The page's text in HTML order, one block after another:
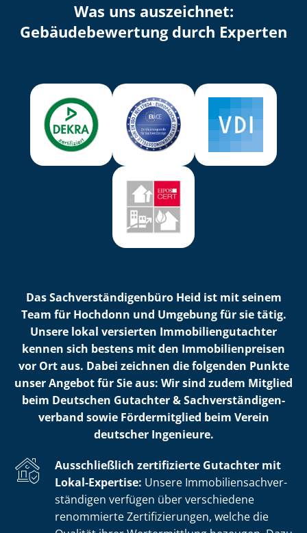
Was uns auszeichnet:
Ge­bäu­de­be­wer­tung durch Experten
Das Sach­ver­stän­di­gen­bü­ro Heid ist mit seinem
Team für Hochdonn und Umgebung für sie tätig.
Unsere lokal versierten Im­mo­bi­li­en­gut­ach­ter
kennen sich bestens mit den Im­mo­bi­li­en­prei­sen
vor Ort aus. Dabei zeichnen die folgenden Punkte
unser Angebot für Sie aus: Wir sind zudem Mitglied
beim Deutschen Gutachter & Sach­ver­stän­di­gen­
ver­band sowie Fördermitglied beim Verein
deutscher Ingenieure.
Ausschließlich zertifizierte Gutachter mit
Lokal-Expertise: Unsere Im­mo­bi­li­en­sach­ver­
stän­di­gen verfügen über verschiedene
renommierte Zer­ti­fi­zie­run­gen, welche die